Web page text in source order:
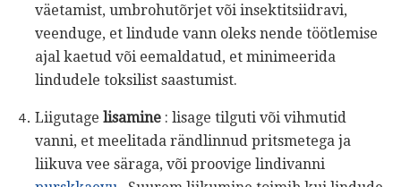
väetamist, umbrohutõrjet või insektitsiidravi,
veenduge, et lindude vann oleks nende töötlemise
ajal kaetud või eemaldatud, et minimeerida
lindudele toksilist saastumist.
Liigutage lisamine : lisage tilguti või vihmutid
vanni, et meelitada rändlinnud pritsmetega ja
liikuva vee säraga, või proovige lindivanni